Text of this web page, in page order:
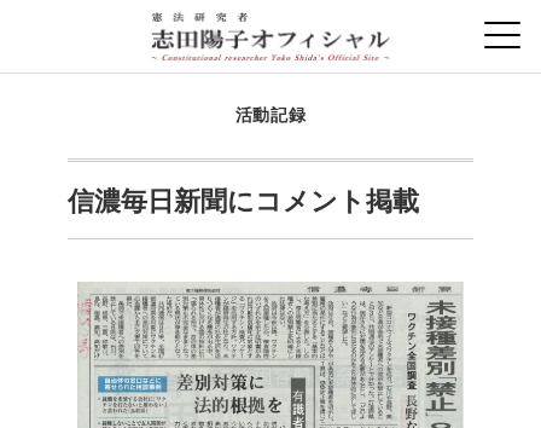
活動記録
信濃毎日新聞にコメント掲載